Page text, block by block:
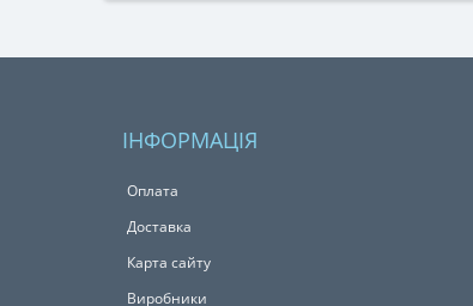
ІНФОРМАЦІЯ
Оплата
Доставка
Карта сайту
Виробники